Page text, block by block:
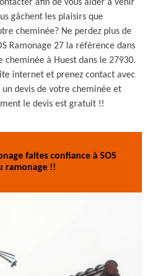
afin de vous aider à venir
gâchent les plaisirs que
cheminée? Ne perdez plus de
Ramonage 27 la référence dans
cheminée à Huest dans le 27930.
internet et prenez contact avec
devis de votre cheminée et
le devis est gratuit !!
faites confiance à SOS
ramonage !!